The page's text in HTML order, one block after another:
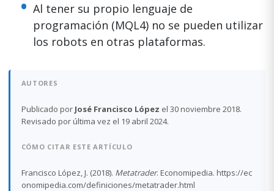
Al tener su propio lenguaje de
programación (MQL4) no se pueden utilizar
los robots en otras plataformas.
AUTORES
Publicado por José Francisco López el 30 noviembre 2018.
Revisado por última vez el 19 abril 2024.
CÓMO CITAR ESTE ARTÍCULO
Francisco López, J. (2018). Metatrader. Economipedia. https://ec
onomipedia.com/definiciones/metatrader.html